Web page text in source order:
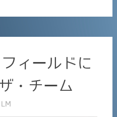
ィールドに
・チーム
LM